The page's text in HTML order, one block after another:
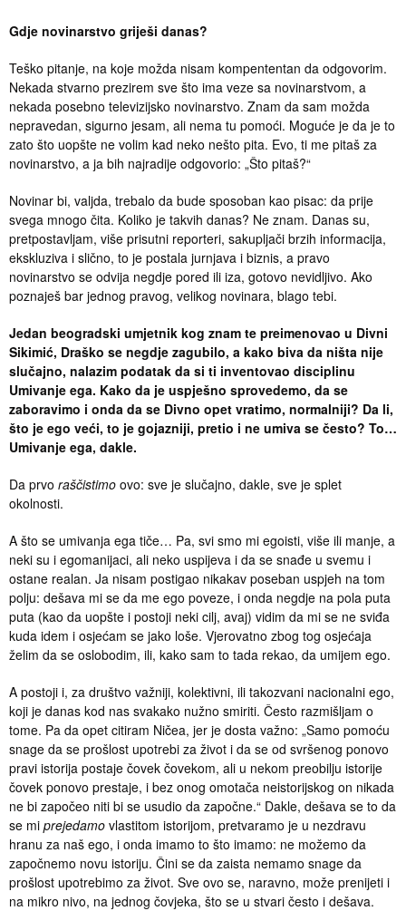
Gdje novinarstvo griješi danas?
Teško pitanje, na koje možda nisam kompententan da odgovorim.
Nekada stvarno prezirem sve što ima veze sa novinarstvom, a
nekada posebno televizijsko novinarstvo. Znam da sam možda
nepravedan, sigurno jesam, ali nema tu pomoći. Moguće je da je to
zato što uopšte ne volim kad neko nešto pita. Evo, ti me pitaš za
novinarstvo, a ja bih najradije odgovorio: „Što pitaš?“
Novinar bi, valjda, trebalo da bude sposoban kao pisac: da prije
svega mnogo čita. Koliko je takvih danas? Ne znam. Danas su,
pretpostavljam, više prisutni reporteri, sakupljači brzih informacija,
ekskluziva i slično, to je postala jurnjava i biznis, a pravo
novinarstvo se odvija negdje pored ili iza, gotovo nevidljivo. Ako
poznaješ bar jednog pravog, velikog novinara, blago tebi.
Jedan beogradski umjetnik kog znam te preimenovao u Divni
Sikimić, Draško se negdje zagubilo, a kako biva da ništa nije
slučajno, nalazim podatak da si ti inventovao disciplinu
Umivanje ega. Kako da je uspješno sprovedemo, da se
zaboravimo i onda da se Divno opet vratimo, normalniji? Da li,
što je ego veći, to je gojazniji, pretio i ne umiva se često? To…
Umivanje ega, dakle.
Da prvo raščistimo ovo: sve je slučajno, dakle, sve je splet
okolnosti.
A što se umivanja ega tiče… Pa, svi smo mi egoisti, više ili manje, a
neki su i egomanijaci, ali neko uspijeva i da se snađe u svemu i
ostane realan. Ja nisam postigao nikakav poseban uspjeh na tom
polju: dešava mi se da me ego poveze, i onda negdje na pola puta
puta (kao da uopšte i postoji neki cilj, avaj) vidim da mi se ne sviđa
kuda idem i osjećam se jako loše. Vjerovatno zbog tog osjećaja
želim da se oslobodim, ili, kako sam to tada rekao, da umijem ego.
A postoji i, za društvo važniji, kolektivni, ili takozvani nacionalni ego,
koji je danas kod nas svakako nužno smiriti. Često razmišljam o
tome. Pa da opet citiram Ničea, jer je dosta važno: „Samo pomoću
snage da se prošlost upotrebi za život i da se od svršenog ponovo
pravi istorija postaje čovek čovekom, ali u nekom preobilju istorije
čovek ponovo prestaje, i bez onog omotača neistorijskog on nikada
ne bi započeo niti bi se usudio da započne.“ Dakle, dešava se to da
se mi prejedamo vlastitom istorijom, pretvaramo je u nezdravu
hranu za naš ego, i onda imamo to što imamo: ne možemo da
započnemo novu istoriju. Čini se da zaista nemamo snage da
prošlost upotrebimo za život. Sve ovo se, naravno, može prenijeti i
na mikro nivo, na jednog čovjeka, što se u stvari često i dešava.